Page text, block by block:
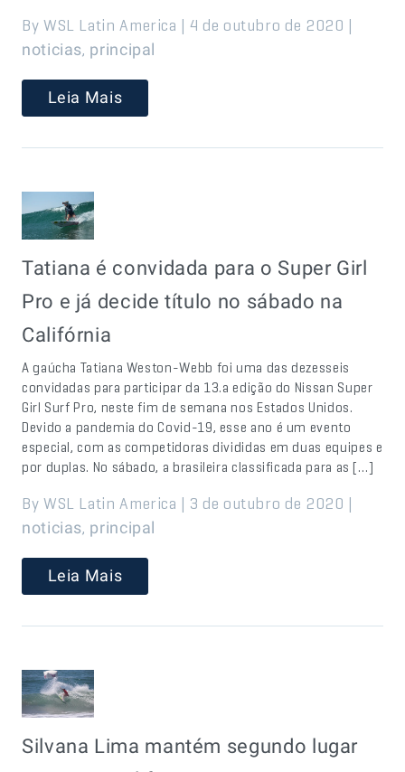
By WSL Latin America | 4 de outubro de 2020 |
noticias, principal
Leia Mais
Tatiana é convidada para o Super Girl
Pro e já decide título no sábado na
Califórnia
A gaúcha Tatiana Weston-Webb foi uma das dezesseis
convidadas para participar da 13.a edição do Nissan Super
Girl Surf Pro, neste fim de semana nos Estados Unidos.
Devido a pandemia do Covid-19, esse ano é um evento
especial, com as competidoras divididas em duas equipes e
por duplas. No sábado, a brasileira classificada para as […]
By WSL Latin America | 3 de outubro de 2020 |
noticias, principal
Leia Mais
Silvana Lima mantém segundo lugar